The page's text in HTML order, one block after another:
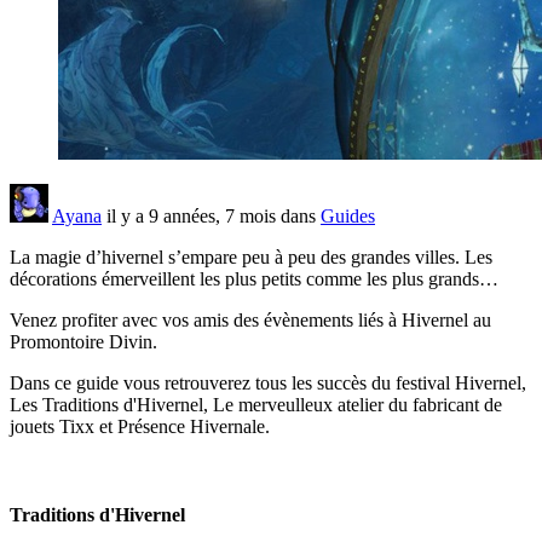
Ayana il y a 9 années, 7 mois dans Guides
La magie d’hivernel s’empare peu à peu des grandes villes. Les
décorations émerveillent les plus petits comme les plus grands…
Venez profiter avec vos amis des évènements liés à Hivernel au
Promontoire Divin.
Dans ce guide vous retrouverez tous les succès du festival Hivernel,
Les Traditions d'Hivernel, Le merveulleux atelier du fabricant de
jouets Tixx et Présence Hivernale.
Traditions d'Hivernel